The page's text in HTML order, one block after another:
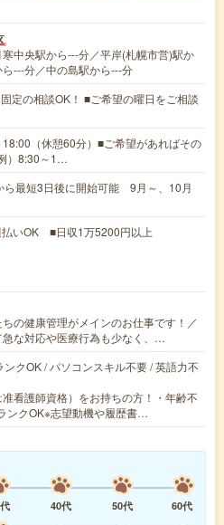
中央駅から---分／平岸(札幌市営)駅か
---分／中の島駅から---分
定の相談OK！ ■ご希望の曜日をご相談
18:00（休憩60分）■ご希望があればその
）8:30～1…
最短3日後に開始可能 9月～、10月
いOK ■日収1万5200円以上
の健康管理がメインのお仕事です！／
な対応や医療行為も少なく、…
クOK / パソコンスキル不要 / 英語力不
看護師資格）をお持ちの方！・年齢不
ンクOK※志望動機や履歴書…
40代 50代
60代